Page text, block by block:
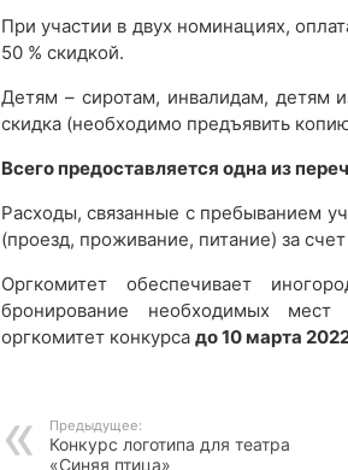
При участии в двух номинациях,
50 % скидкой.
Детям – сиротам, инвалидам, детям
скидка (необходимо предъявить
Всего предоставляется одна из
Расходы, связанные с пребыванием
(проезд, проживание, питание) за
Оргкомитет обеспечивает
бронирование необходимых мест
оргкомитет конкурса до 10 марта
Предыдущее:
Конкурс логотипа для театра
«Синяя птица»